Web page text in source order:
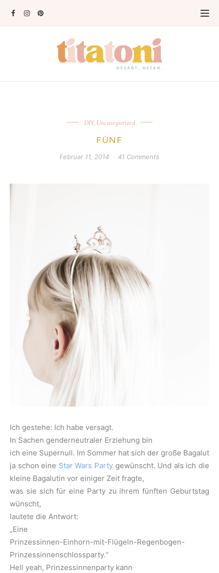
DIY, Uncategorized
FÜNF
Februar 11, 2014 41 Comments
Ich gestehe: Ich habe versagt.
In Sachen genderneutraler Erziehung bin
ich eine Supernull. Im Sommer hat sich der große Bagalut
ja schon eine Star Wars Party gewünscht. Und als ich die
kleine Bagalutin vor einiger Zeit fragte,
was sie sich für eine Party zu ihrem fünften Geburtstag
wünscht,
lautete die Antwort:
„Eine
Prinzessinnen-Einhorn-mit-Flügeln-Regenbogen-
Prinzessinnenschlossparty.“
Hell yeah, Prinzessinnenparty kann